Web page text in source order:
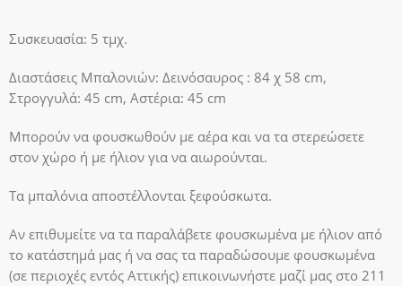
Συσκευασία: 5 τμχ.
Διαστάσεις Μπαλονιών: Δεινόσαυρος : 84 χ 58 cm,
Στρογγυλά: 45 cm, Αστέρια: 45 cm
Μπορούν να φουσκωθούν με αέρα και να τα στερεώσετε
στον χώρο ή με ήλιον για να αιωρούνται.
Τα μπαλόνια αποστέλλονται ξεφούσκωτα.
Αν επιθυμείτε να τα παραλάβετε φουσκωμένα με ήλιον από
το κατάστημά μας ή να σας τα παραδώσουμε φουσκωμένα
(σε περιοχές εντός Αττικής) επικοινωνήστε μαζί μας στο 211